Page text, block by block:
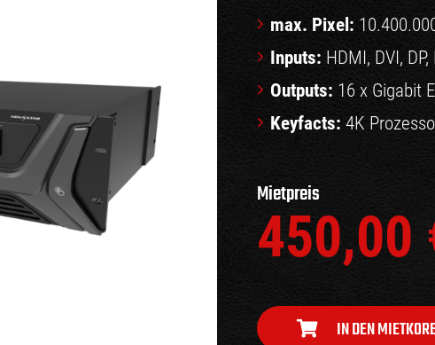
max. Pixel:
Inputs: HDMI, DVI,
Outputs: 16 x Gigabit
Keyfacts: 4K
Mietpreis
450,00
IN DEN